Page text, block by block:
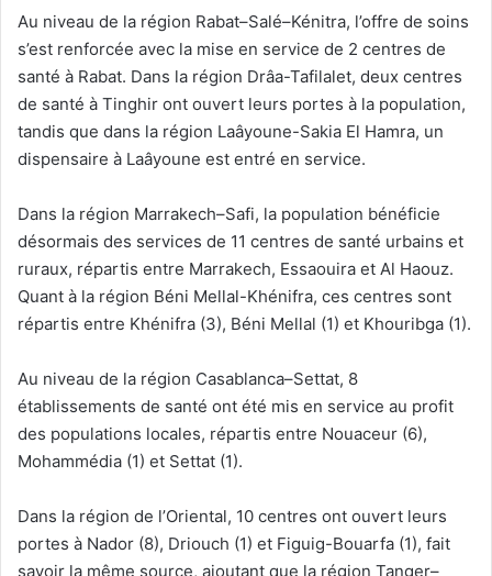
Au niveau de la région Rabat–Salé–Kénitra, l’offre de soins
s’est renforcée avec la mise en service de 2 centres de
santé à Rabat. Dans la région Drâa-Tafilalet, deux centres
de santé à Tinghir ont ouvert leurs portes à la population,
tandis que dans la région Laâyoune-Sakia El Hamra, un
dispensaire à Laâyoune est entré en service.
Dans la région Marrakech–Safi, la population bénéficie
désormais des services de 11 centres de santé urbains et
ruraux, répartis entre Marrakech, Essaouira et Al Haouz.
Quant à la région Béni Mellal-Khénifra, ces centres sont
répartis entre Khénifra (3), Béni Mellal (1) et Khouribga (1).
Au niveau de la région Casablanca–Settat, 8
établissements de santé ont été mis en service au profit
des populations locales, répartis entre Nouaceur (6),
Mohammédia (1) et Settat (1).
Dans la région de l’Oriental, 10 centres ont ouvert leurs
portes à Nador (8), Driouch (1) et Figuig-Bouarfa (1), fait
savoir la même source, ajoutant que la région Tanger–